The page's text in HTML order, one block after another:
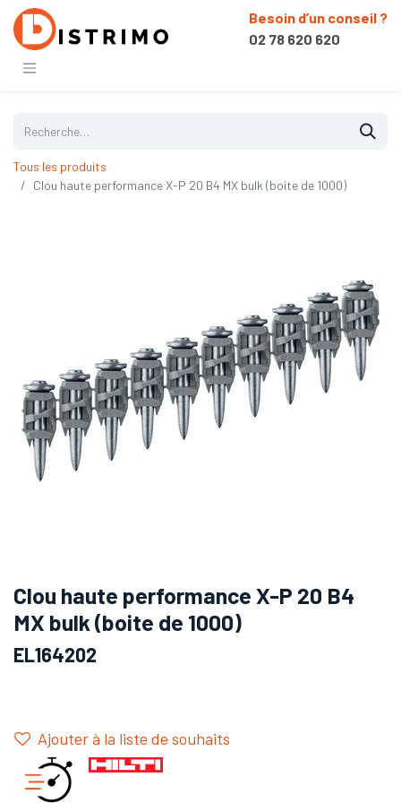
Besoin d’un conseil ?
02 78 620 620
Tous les produits
Clou haute performance X-P 20 B4 MX bulk (boite de 1000)
Clou haute performance X-P 20 B4
MX bulk (boite de 1000)
EL164202
Ajouter à la liste de souhaits